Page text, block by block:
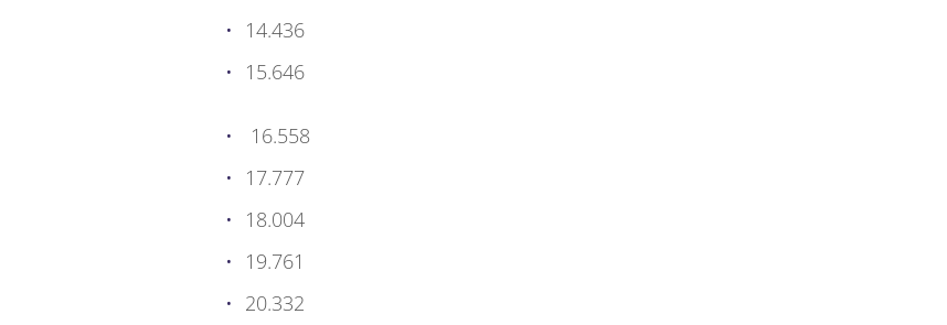
14.436
15.646
16.558
17.777
18.004
19.761
20.332